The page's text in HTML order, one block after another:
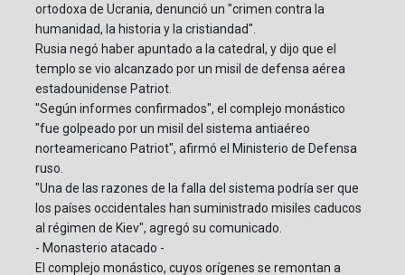
ortodoxa de Ucrania, denunció un "crimen contra la
humanidad, la historia y la cristiandad".
Rusia negó haber apuntado a la catedral, y dijo que el
templo se vio alcanzado por un misil de defensa aérea
estadounidense Patriot.
"Según informes confirmados", el complejo monástico
"fue golpeado por un misil del sistema antiaéreo
norteamericano Patriot", afirmó el Ministerio de Defensa
ruso.
"Una de las razones de la falla del sistema podría ser que
los países occidentales han suministrado misiles caducos
al régimen de Kiev", agregó su comunicado.
- Monasterio atacado -
El complejo monástico, cuyos orígenes se remontan a